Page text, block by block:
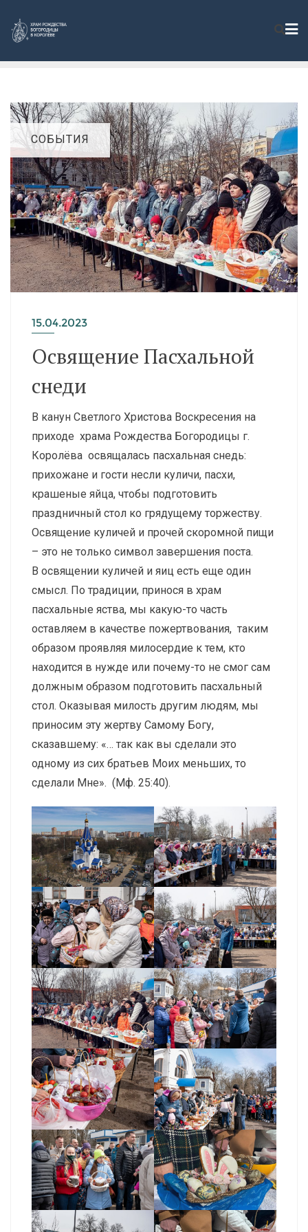
СОБЫТИЯ
15.04.2023
Освящение Пасхальной
снеди
В канун Светлого Христова Воскресения на
приходе храма Рождества Богородицы г.
Королёва освящалась пасхальная снедь:
прихожане и гости несли куличи, пасхи,
крашеные яйца, чтобы подготовить
праздничный стол ко грядущему торжеству.
Освящение куличей и прочей скоромной пищи
– это не только символ завершения поста.
В освящении куличей и яиц есть еще один
смысл. По традиции, принося в храм
пасхальные яства, мы какую-то часть
оставляем в качестве пожертвования, таким
образом проявляя милосердие к тем, кто
находится в нужде или почему-то не смог сам
должным образом подготовить пасхальный
стол. Оказывая милость другим людям, мы
приносим эту жертву Самому Богу,
сказавшему: «… так как вы сделали это
одному из сих братьев Моих меньших, то
сделали Мне». (Мф. 25:40).